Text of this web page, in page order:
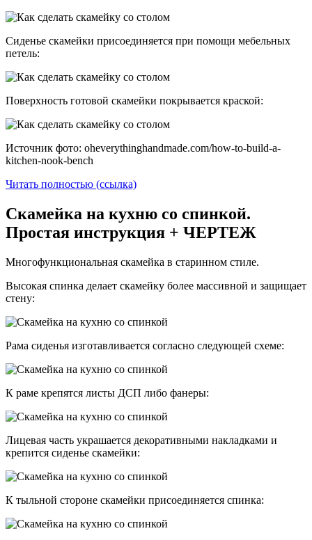
Сиденье скамейки присоединяется при помощи мебельных
петель:
Поверхность готовой скамейки покрывается краской:
Источник фото: oheverythinghandmade.com/how-to-build-a-
kitchen-nook-bench
Читать полностью (ссылка)
Скамейка на кухню со спинкой.
Простая инструкция + ЧЕРТЕЖ
Многофункциональная скамейка в старинном стиле.
Высокая спинка делает скамейку более массивной и защищает
стену:
Рама сиденья изготавливается согласно следующей схеме:
К раме крепятся листы ДСП либо фанеры:
Лицевая часть украшается декоративными накладками и
крепится сиденье скамейки:
К тыльной стороне скамейки присоединяется спинка: